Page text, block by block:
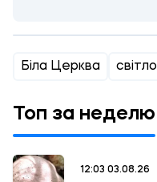
Біла Церква світло
Топ за неделю
12:03 03.08.26